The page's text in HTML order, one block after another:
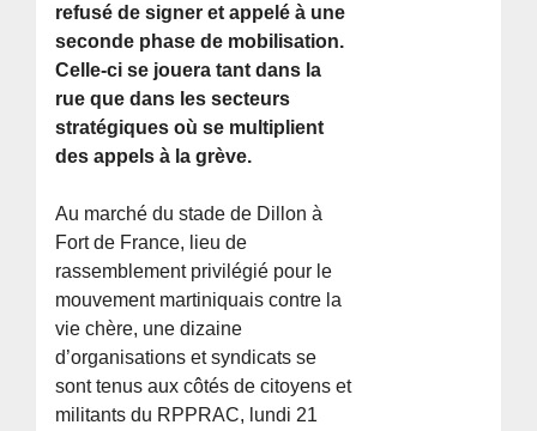
refusé de signer et appelé à une
seconde phase de mobilisation.
Celle-ci se jouera tant dans la
rue que dans les secteurs
stratégiques où se multiplient
des appels à la grève.
Au marché du stade de Dillon à
Fort de France, lieu de
rassemblement privilégié pour le
mouvement martiniquais contre la
vie chère, une dizaine
d’organisations et syndicats se
sont tenus aux côtés de citoyens et
militants du RPPRAC, lundi 21